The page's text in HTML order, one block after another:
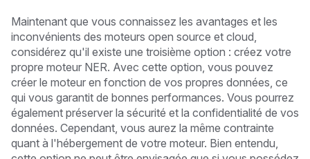
Maintenant que vous connaissez les avantages et les
inconvénients des moteurs open source et cloud,
considérez qu'il existe une troisième option : créez votre
propre moteur NER. Avec cette option, vous pouvez
créer le moteur en fonction de vos propres données, ce
qui vous garantit de bonnes performances. Vous pourrez
également préserver la sécurité et la confidentialité de vos
données. Cependant, vous aurez la même contrainte
quant à l'hébergement de votre moteur. Bien entendu,